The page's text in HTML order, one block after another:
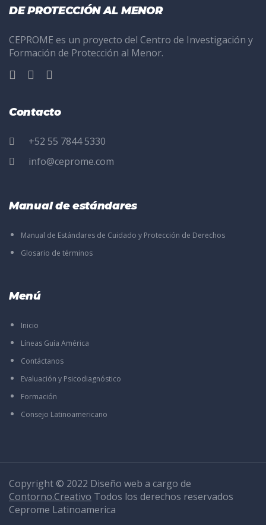
DE PROTECCIÓN AL MENOR
CEPROME es un proyecto del Centro de Investigación y
Formación de Protección al Menor.
Contacto
+52 55 7844 5330
info@ceprome.com
Manual de estándares
Manual de Estándares de Cuidado y Protección de Derechos
Glosario de términos
Menú
Inicio
Líneas Guía América
Contáctanos
Evaluación y Psicodiagnóstico
Formación
Consejo Latinoamericano
Copyright © 2022 Diseño web a cargo de
Contorno.Creativo Todos los derechos reservados
Ceprome Latinoamerica